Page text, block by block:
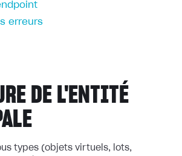
erreurs
DE L'ENTITÉ
types (objets virtuels, lots,